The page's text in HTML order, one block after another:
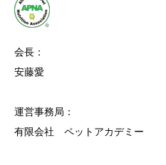
会長：
安藤愛
運営事務局：
有限会社 ペットアカデミー